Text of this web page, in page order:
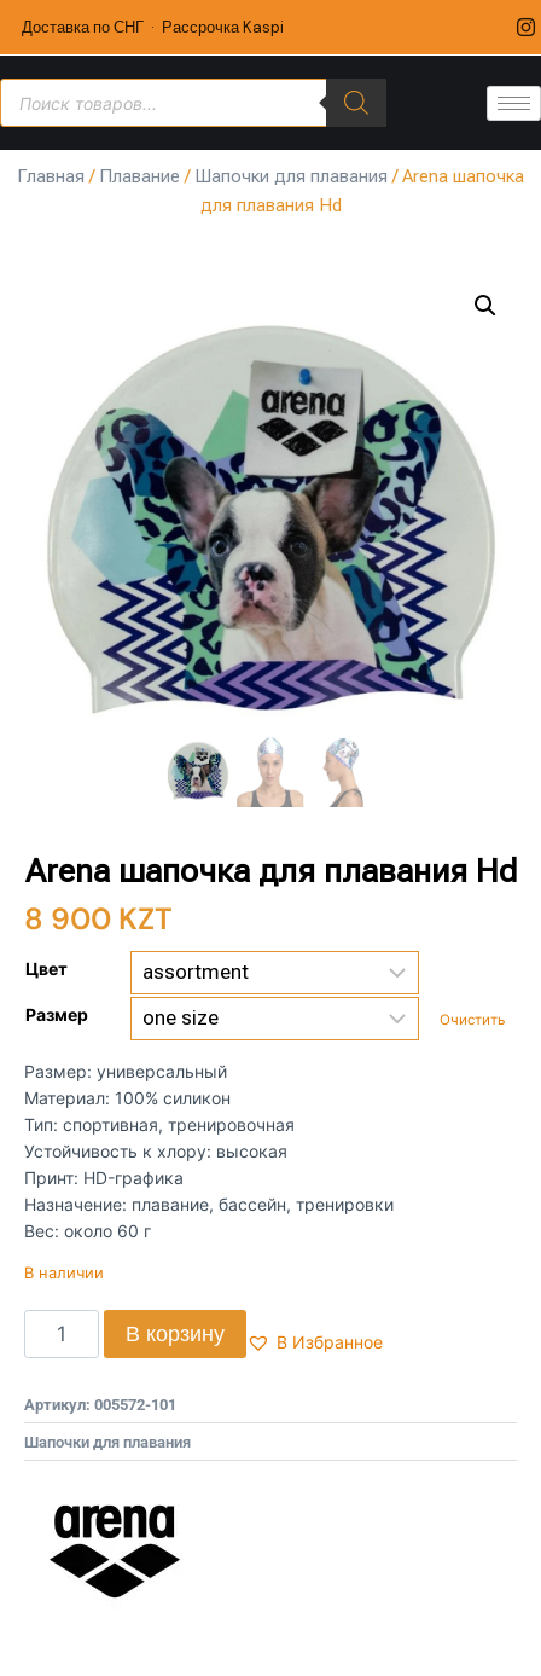
Доставка по СНГ · Рассрочка Kaspi
Главная / Плавание / Шапочки для плавания / Arena шапочка
для плавания Hd
Arena шапочка для плавания Hd
8 900 KZT
Цвет
Размер Очистить
Размер: универсальный
Материал: 100% силикон
Тип: спортивная, тренировочная
Устойчивость к хлору: высокая
Принт: HD-графика
Назначение: плавание, бассейн, тренировки
Вес: около 60 г
В наличии
В корзину В Избранное
Артикул: 005572-101
Шапочки для плавания